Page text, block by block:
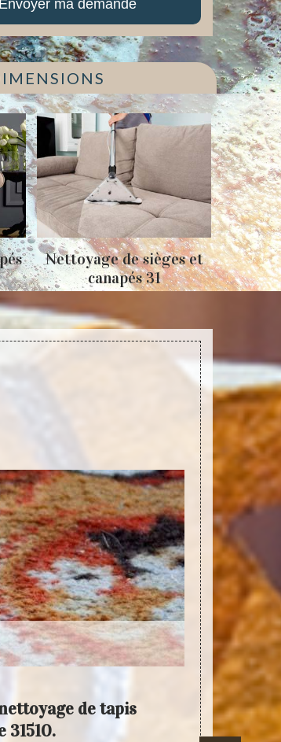
Nettoyage de sièges et
canapés 31
de tapis
31510.